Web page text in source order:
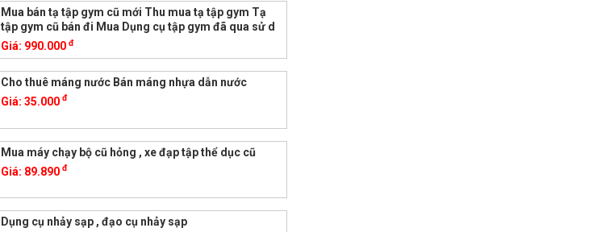
Mua bán tạ tập gym cũ mới Thu mua tạ tập gym Tạ
tập gym cũ bán đi Mua Dụng cụ tập gym đã qua sử d
Giá: 990.000đ
Cho thuê máng nước Bán máng nhựa dẫn nước
Giá:35.000đ
Mua máy chạy bộ cũ hỏng , xe đạp tập thể dục cũ
Giá: 89.890đ
Dụng cụ nhảy sạp , đạo cụ nhảy sạp